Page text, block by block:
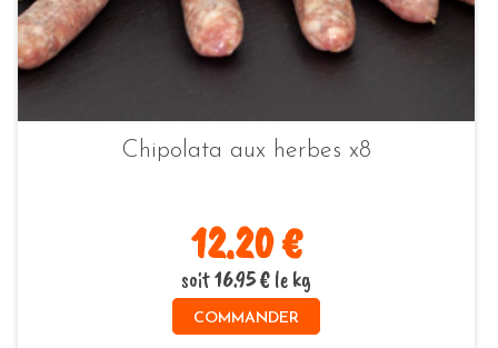
Chipolata aux herbes x8
12.20 €
soit 16.95 € le kg
COMMANDER